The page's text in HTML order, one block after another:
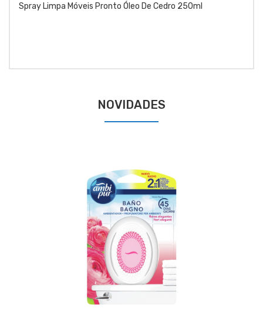
Spray Limpa Móveis Pronto Óleo De Cedro 250ml
NOVIDADES